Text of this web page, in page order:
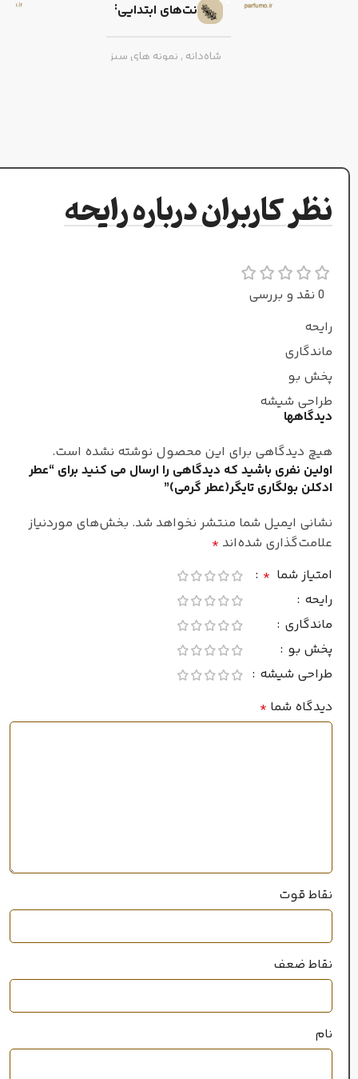
نت‌های ابتدایی
شاه‌دانه , نمونه های سبز
طبع گرم و تلخ
غلظت
اکستریت د پرفیوم
ماندگاری
بسیار طولانی
نظر کاربران درباره رایحه
0 نقد و بررسی
رایحه
ماندگاری
پخش بو
طراحی شیشه
دیدگاهها
هیچ دیدگاهی برای این محصول نوشته نشده است.
اولین نفری باشید که دیدگاهی را ارسال می کنید برای “عطر
ادکلن بولگاری تایگر(عطر گرمی)”
نشانی ایمیل شما منتشر نخواهد شد. بخش‌های موردنیاز
علامت‌گذاری شده‌اند *
امتیاز شما *
رایحه
ماندگاری
پخش بو
طراحی شیشه
دیدگاه شما *
نقاط قوت
نقاط ضعف
نام